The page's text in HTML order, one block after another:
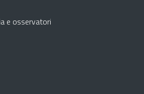
e osservatori